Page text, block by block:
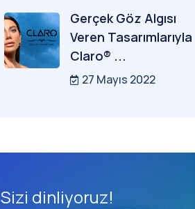
Gerçek Göz Algısı
Veren Tasarımlarıyla
Claro® ...
27 Mayıs 2022
Sizi dinliyoruz!